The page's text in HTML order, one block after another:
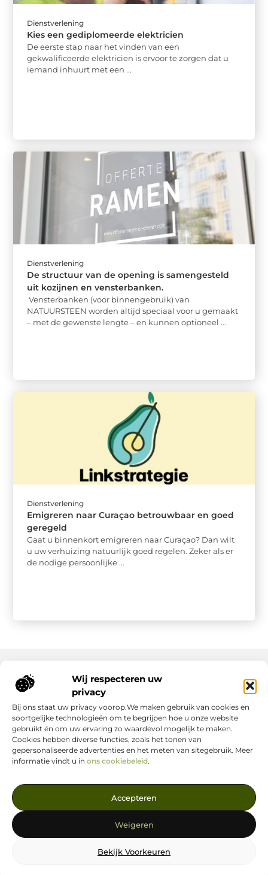
Wij respecteren uw
privacy
Bij ons staat uw privacy voorop.We maken gebruik van cookies en
soortgelijke technologieën om te begrijpen hoe u onze website
gebruikt én om uw ervaring zo waardevol mogelijk te maken.
Cookies hebben diverse functies, zoals het tonen van
gepersonaliseerde advertenties en het meten van sitegebruik. Meer
informatie vindt u in ons cookiebeleid.
Accepteren
Weigeren
Bekijk Voorkeuren
Dienstverlening
Kies een gediplomeerde elektricien
De eerste stap naar het vinden van een
gekwalificeerde elektricien is ervoor te zorgen dat u
iemand inhuurt met een ...
Dienstverlening
De structuur van de opening is samengesteld
uit kozijnen en vensterbanken.
Vensterbanken (voor binnengebruik) van
NATUURSTEEN worden altijd speciaal voor u gemaakt
– met de gewenste lengte – en kunnen optioneel ...
Dienstverlening
Emigreren naar Curaçao betrouwbaar en goed
geregeld
Gaat u binnenkort emigreren naar Curaçao? Dan wilt
u uw verhuizing natuurlijk goed regelen. Zeker als er
de nodige persoonlijke ...
— Ontdek inspirerende verhalen, nuttige tips en waardevolle
artikelen, allemaal op één centrale plek. Start je leesavontuur
vandaag op linkstrategie.nl!
Onze informatie